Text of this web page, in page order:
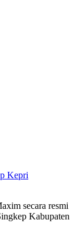
Kepri
secara resmi
Kabupaten